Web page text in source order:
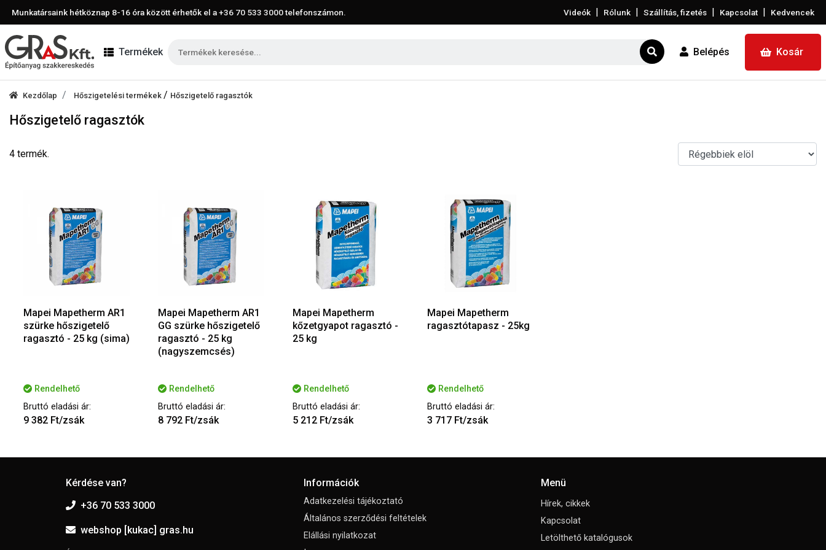
Munkatársaink hétköznap 8-16 óra között érhetők el a+36 70 533 3000telefonszámon. Videók | Rólunk | Szállítás, fizetés | Kapcsolat | Kedvencek
Termékek Belépés Kosár
Kezdőlap Hőszigetelési termékek / Hőszigetelő ragasztók
Hőszigetelő ragasztók
4 termék.
Mapei Mapetherm AR1
szürke hőszigetelő
ragasztó - 25 kg (sima)
Rendelhető
Bruttó eladási ár:
9 382 Ft/zsák
Mapei Mapetherm AR1
GG szürke hőszigetelő
ragasztó - 25 kg
(nagyszemcsés)
Rendelhető
Bruttó eladási ár:
8 792 Ft/zsák
Mapei Mapetherm
kőzetgyapot ragasztó -
25 kg
Rendelhető
Bruttó eladási ár:
5 212 Ft/zsák
Mapei Mapetherm
ragasztótapasz - 25kg
Rendelhető
Bruttó eladási ár:
3 717 Ft/zsák
Kérdése van?
+36 70 533 3000
webshop [kukac] gras.hu
Információk
Adatkezelési tájékoztató
Általános szerződési feltételek
Elállási nyilatkozat
Menü
Hírek, cikkek
Kapcsolat
Letölthető katalógusok